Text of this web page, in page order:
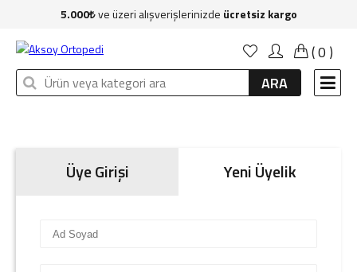
Kadın
Erkek
5.000 ve üzeri alışverişlerinizde ücretsiz kargo
(0 )
ARA
Üye Girişi Yeni Üyelik